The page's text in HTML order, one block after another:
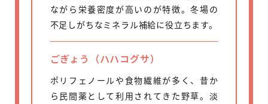
ながら栄養密度が高いのが特徴。冬場の
不足しがちなミネラル補給に役立ちます。
ごぎょう（ハハコグサ）
ポリフェノールや食物繊維が多く、昔か
ら民間薬として利用されてきた野草。淡